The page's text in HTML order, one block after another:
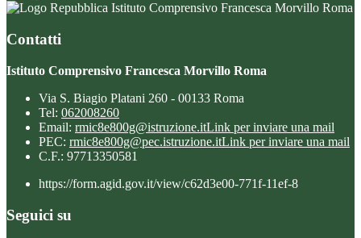
Istituto Comprensivo Francesca Morvillo Roma
Contatti
Istituto Comprensivo Francesca Morvillo Roma
Via S. Biagio Platani 260 - 00133 Roma
Tel: 062008260
Email: rmic8e800g@istruzione.itLink per inviare una mail
PEC: rmic8e800g@pec.istruzione.itLink per inviare una mail
C.F.: 97713350581
https://form.agid.gov.it/view/c62d3e00-771f-11ef-8
Seguici su